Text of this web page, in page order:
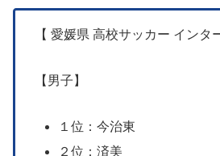
【 愛媛県 高校サッカー インタ
【男子】
１位：今治東
２位：済美